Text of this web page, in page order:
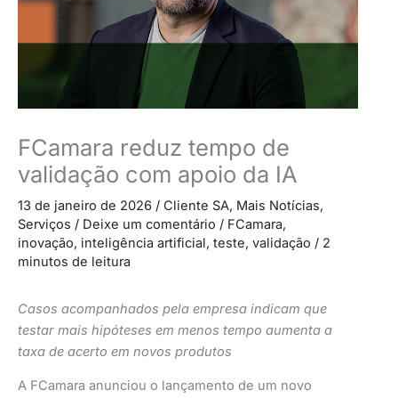
FCamara reduz tempo de
validação com apoio da IA
13 de janeiro de 2026 / Cliente SA, Mais Notícias,
Serviços / Deixe um comentário / FCamara,
inovação, inteligência artificial, teste, validação / 2
minutos de leitura
Casos acompanhados pela empresa indicam que
testar mais hipóteses em menos tempo aumenta a
taxa de acerto em novos produtos
A FCamara anunciou o lançamento de um novo